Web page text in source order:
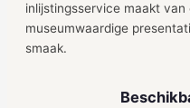
inlijstingsservice maakt van
museumwaardige
smaak.